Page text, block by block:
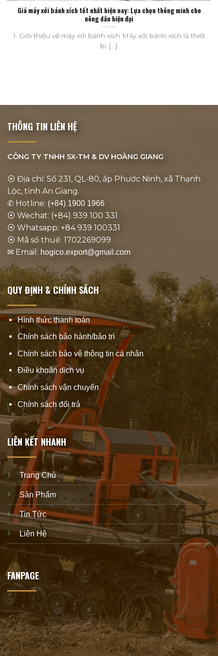
Giá máy xới bánh xích tốt nhất hiện nay: Lựa chọn thông minh cho
nông dân hiện đại
1. Giới thiệu về máy xới bánh xích Máy xới bánh xích là thiết
bị [...]
THÔNG TIN LIÊN HỆ
CÔNG TY TNHH SX-TM & DV HOÀNG GIANG
⦿ Địa chỉ: Số 231, QL-80, ấp Phước Ninh, xã Thạnh
Lộc, tỉnh An Giang.
✆ Hotline: (+84) 1900 1966
⦿ Wechat: (+84) 939 100 331
⦿ Whatsapp: +84 939 100331
⦿ Mã số thuế: 1702269099
✉ Email: hogico.export@gmail.com
QUY ĐỊNH & CHÍNH SÁCH
Hình thức thanh toán
Chính sách bảo hành/bảo trì
Chính sách bảo vệ thông tin cá nhân
Điều khoản dịch vụ
Chính sách vận chuyển
Chính sách đổi trả
LIÊN KẾT NHANH
Trang Chủ
Sản Phẩm
Tin Tức
Liên Hệ
FANPAGE